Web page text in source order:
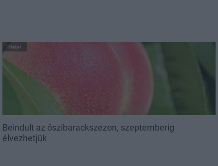
Helyi
Beindult az őszibarackszezon, szeptemberig
élvezhetjük